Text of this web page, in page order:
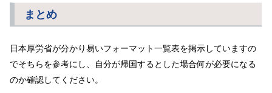
まとめ
日本厚労省が分かり易いフォーマット一覧表を掲示していますの
でそちらを参考にし、自分が帰国するとした場合何が必要になる
のか確認してください。